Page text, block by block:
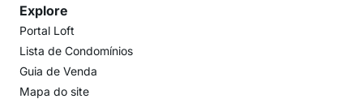
Explore
Portal Loft
Lista de Condomínios
Guia de Venda
Mapa do site